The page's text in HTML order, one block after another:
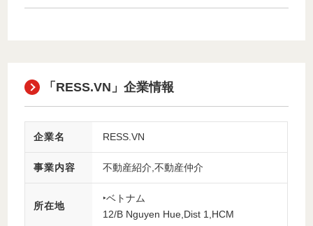
「RESS.VN」企業情報
企業名 RESS.VN
事業内容 不動産紹介,不動産仲介
所在地
‣ベトナム
12/B Nguyen Hue,Dist 1,HCM